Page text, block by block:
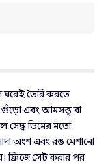
ঘরেই তৈরি করতে
গুঁড়ো এবং আমসত্ত্ব বা
সেদ্ধ ডিমের মতো
অংশ এবং রঙ মেশানো
ফ্রিজে সেট করার পর